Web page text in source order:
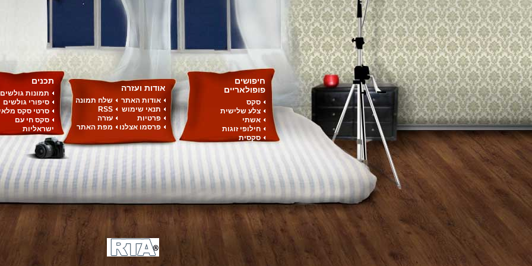
חיפושים
פופולאריים
סקס
צלע שלישית
אשתי
חילופי זוגות
סקסית
אודות ועזרה
אודות האתר
תנאי שימוש
פרטיות
פרסמו אצלנו
שלח תמונה
RSS
עזרה
מפת האתר
תכנים
תמונות גולשים
סיפורי גולשים
סרטי סקס
סקס חי עם
ישראליות